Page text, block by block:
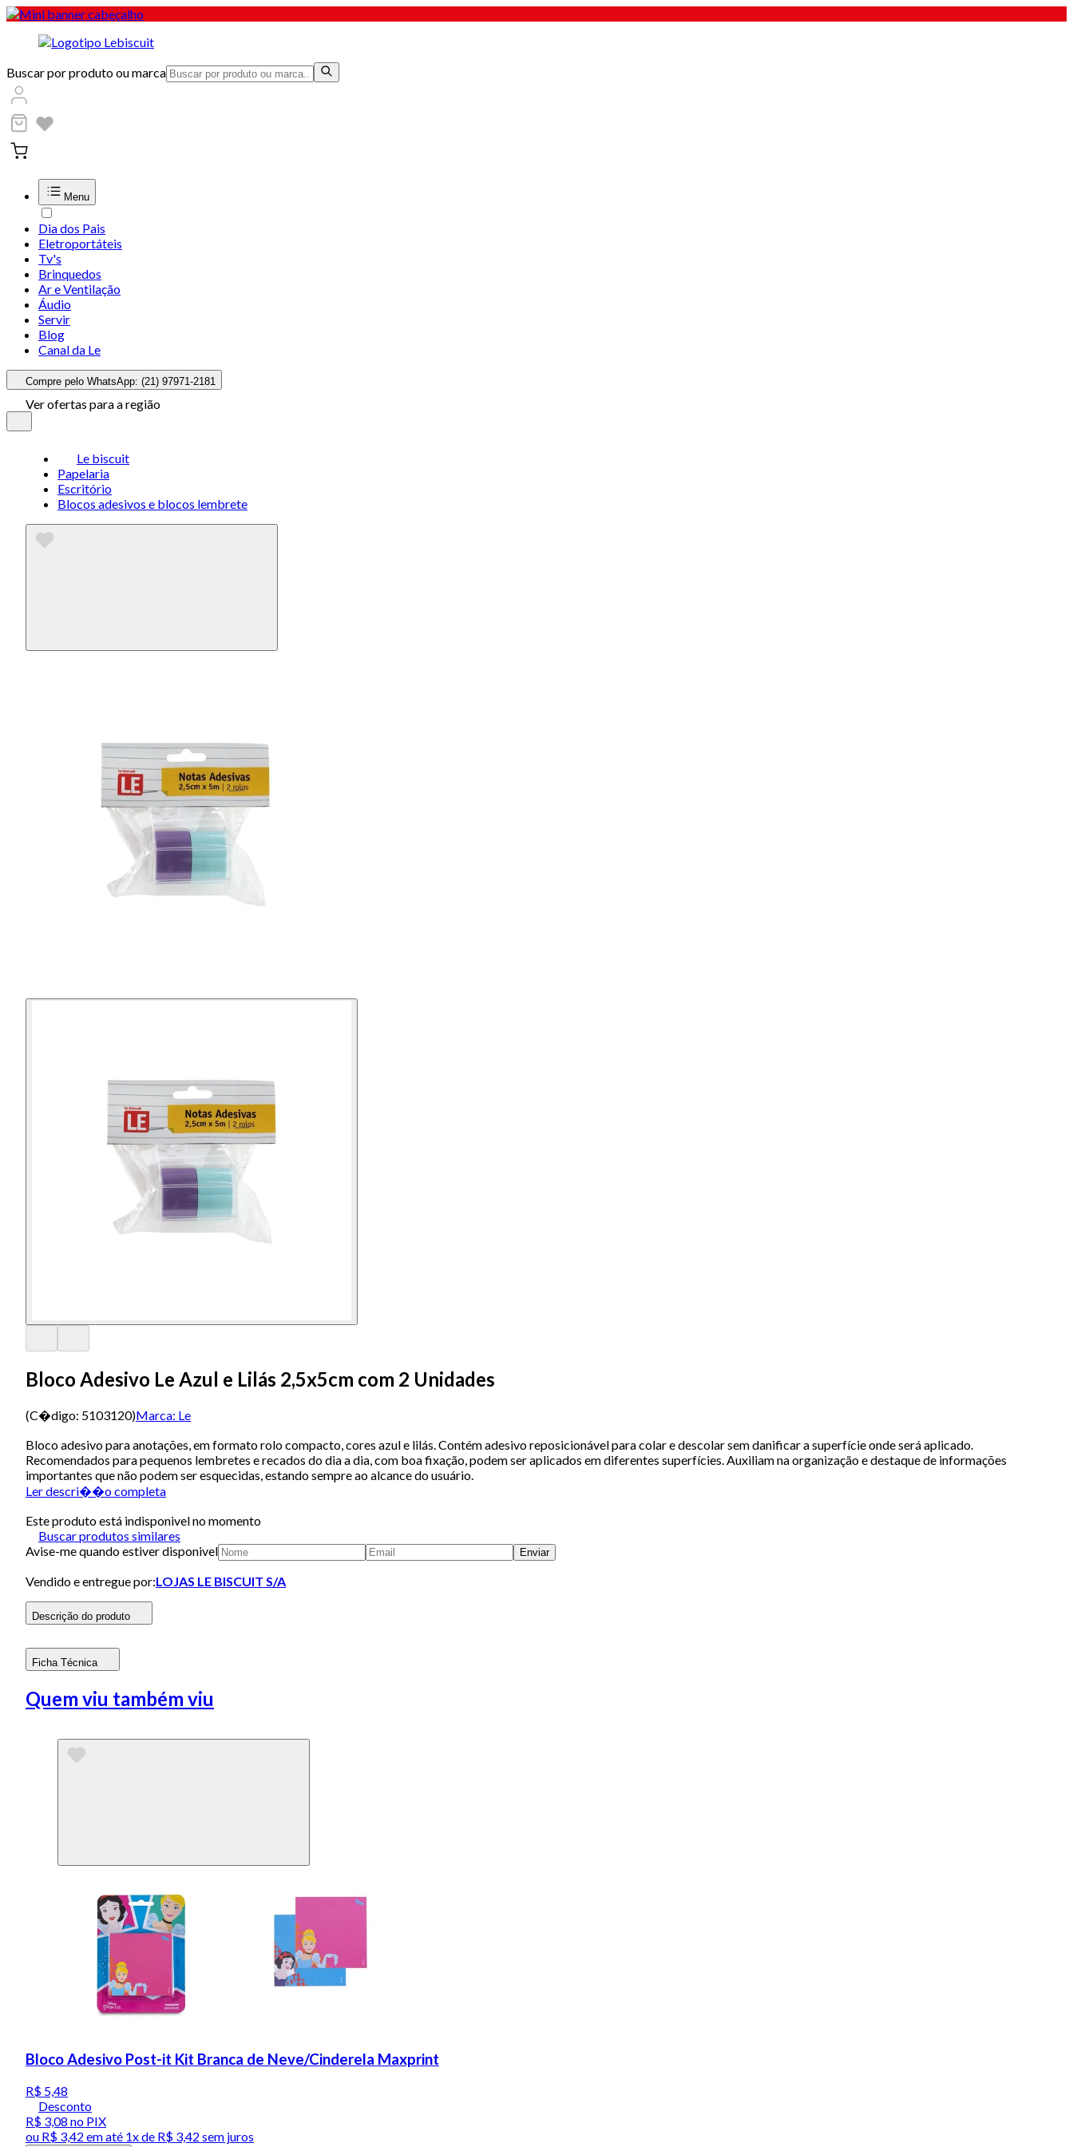
Buscar por produto ou marca
Menu
Dia dos Pais
Eletroportáteis
Tv's
Brinquedos
Ar e Ventilação
Áudio
Servir
Blog
Canal da Le
Compre pelo WhatsApp: (21) 97971-2181
Ver ofertas para a região
Le biscuit
Papelaria
Escritório
Blocos adesivos e blocos lembrete
Bloco Adesivo Le Azul e Lilás 2,5x5cm com 2 Unidades
(C�digo: 5103120)Marca: Le
Bloco adesivo para anotações, em formato rolo compacto, cores azul e lilás. Contém adesivo reposicionável para colar e descolar sem danificar a superfície onde será aplicado.
Recomendados para pequenos lembretes e recados do dia a dia, com boa fixação, podem ser aplicados em diferentes superfícies. Auxiliam na organização e destaque de informações
importantes que não podem ser esquecidas, estando sempre ao alcance do usuário.
Ler descri��o completa
Este produto está indisponivel no momento
Buscar produtos similares
Avise-me quando estiver disponivel
Enviar
Vendido e entregue por:LOJAS LE BISCUIT S/A
Descrição do produto
Ficha Técnica
Quem viu também viu
Bloco Adesivo Post-it Kit Branca de Neve/Cinderela Maxprint
R$ 5,48
Desconto
R$ 3,08 no PIX
ou R$ 3,42 em até 1x de R$ 3,42 sem juros